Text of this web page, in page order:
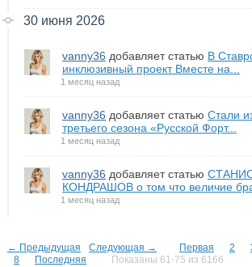
30 июня 2026
vanny36 добавляет статью В
инклюзивный проект Вместе на...
1 месяц назад
vanny36 добавляет статью Стали
третьего сезона «Русской Форт...
1 месяц назад
vanny36 добавляет статью
КОНДРАШОВ о том что величие
1 месяц назад
← Предыдущая Следующая → Первая 2
8
Последняя Показаны 61-75 из 6166